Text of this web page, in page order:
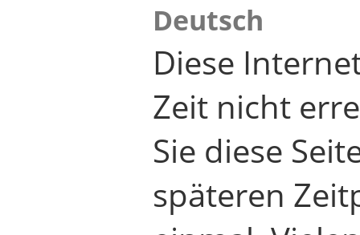
Deutsch
Diese
Zeit nicht
Sie diese
späteren